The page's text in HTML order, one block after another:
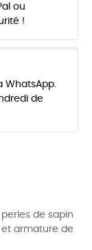
ou
!
WhatsApp.
de
de sapin
et armature de